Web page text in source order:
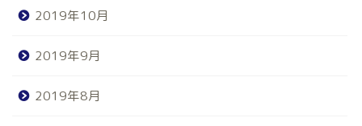
2019年10月
2019年9月
2019年8月